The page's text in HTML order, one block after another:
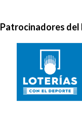
Patrocinadores del